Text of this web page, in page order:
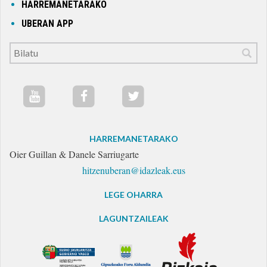
HARREMANETARAKO
UBERAN APP
HARREMANETARAKO
Oier Guillan & Danele Sarriugarte
hitzenuberan@idazleak.eus
LEGE OHARRA
LAGUNTZAILEAK